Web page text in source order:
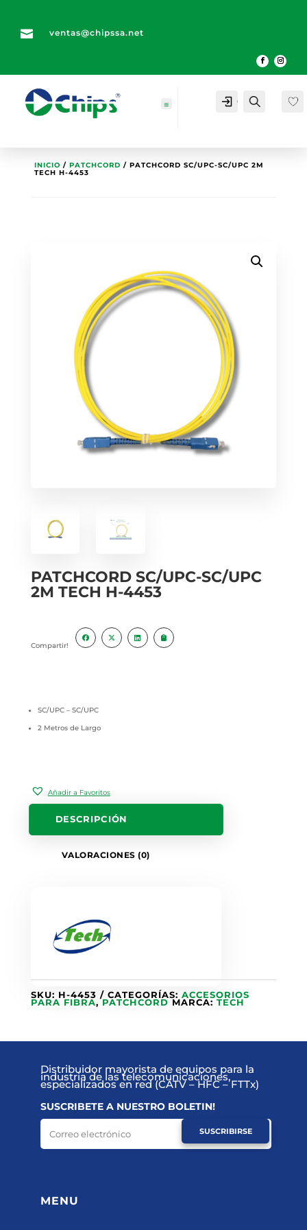
 ventas@chipssa.net
Cuenta Buscar
INICIO / PATCHCORD / PATCHCORD SC/UPC-SC/UPC 2M
TECH H-4453
PATCHCORD SC/UPC-SC/UPC
2M TECH H-4453
Compartir!
SC/UPC – SC/UPC
2 Metros de Largo
Añadir a Favoritos
DESCRIPCIÓN
VALORACIONES (0)
SKU: H-4453 CATEGORÍAS: ACCESORIOS
PARA FIBRA,PATCHCORD MARCA: TECH
Distribuidor mayorista de equipos para la
industria de las telecomunicaciones,
especializados en red (CATV – HFC – FTTx)
SUSCRIBETE A NUESTRO BOLETIN!
SUSCRIBIRSE
MENU